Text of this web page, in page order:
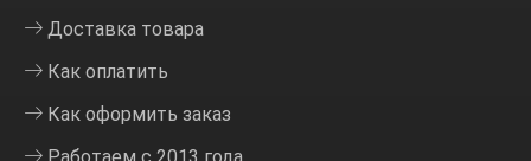
Доставка товара
Как оплатить
Как оформить заказ